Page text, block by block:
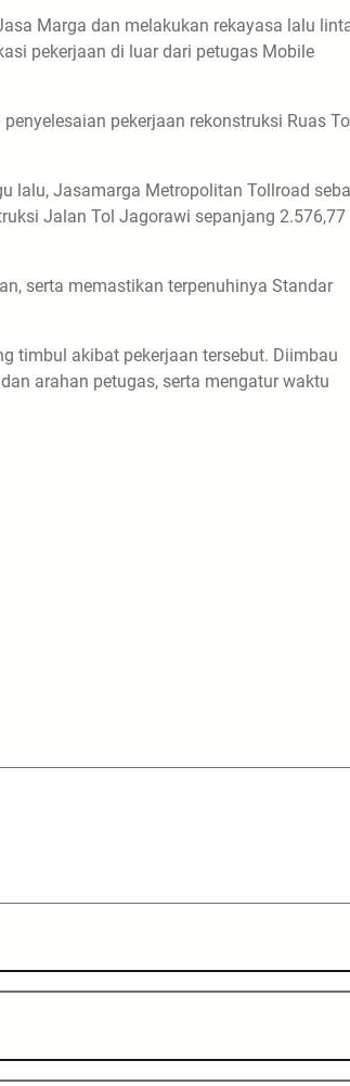
Marga dan melakukan rekayasa lalu
pekerjaan di luar dari petugas Mobile
pekerjaan rekonstruksi Ruas
lalu, Jasamarga Metropolitan Tollroad
Jalan Tol Jagorawi sepanjang 2.576,77
serta memastikan terpenuhinya Standar
timbul akibat pekerjaan tersebut. Diimbau
arahan petugas, serta mengatur waktu